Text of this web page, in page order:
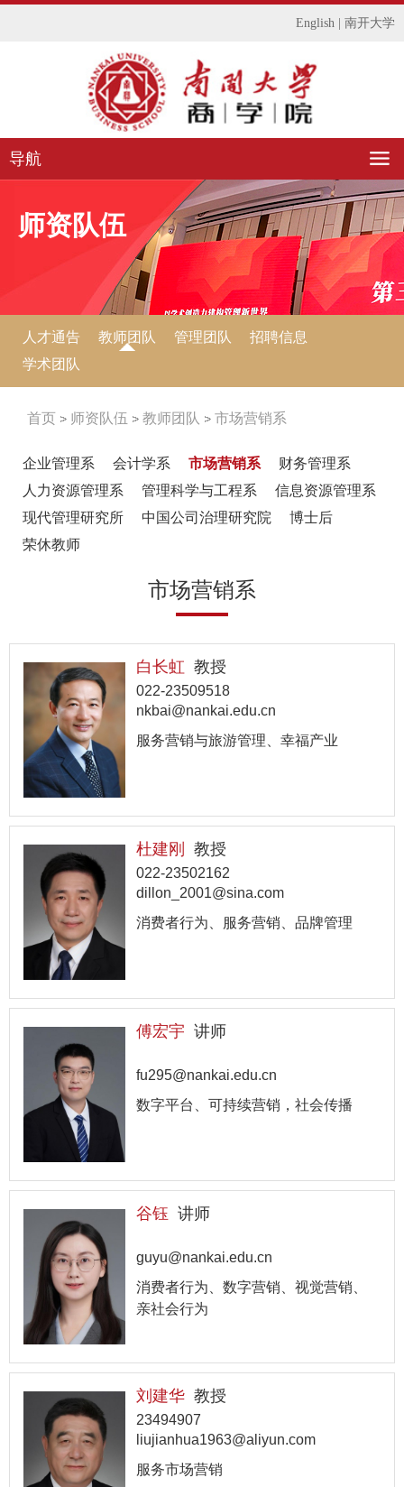
English 南开大学
导航
师资队伍
人才通告 教师团队 管理团队
招聘信息
学术团队
首页 师资队伍 教师团队 市场营销系
企业管理系 会计学系 市场营销系
财务管理系
人力资源管理系
管理科学与工程系
信息资源管理系
现代管理研究所
中国公司治理研究院
博士后
荣休教师
市场营销系
白长虹 教授
022-23509518
nkbai@nankai.edu.cn
服务营销与旅游管理、幸福产业
杜建刚 教授
022-23502162
dillon_2001@sina.com
消费者行为、服务营销、品牌管理
傅宏宇 讲师
fu295@nankai.edu.cn
数字平台、可持续营销，社会传播
谷钰 讲师
guyu@nankai.edu.cn
消费者行为、数字营销、视觉营销、
亲社会行为
刘建华 教授
23494907
liujianhua1963@aliyun.com
服务市场营销